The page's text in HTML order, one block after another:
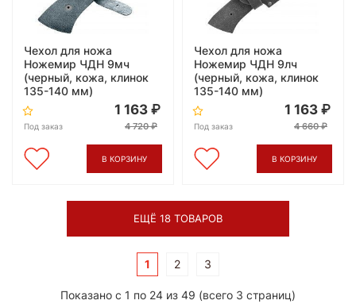
Чехол для ножа
Ножемир ЧДН 9мч
(черный, кожа, клинок
135-140 мм)
Под заказ
1 163
4 720
В КОРЗИНУ
Чехол для ножа
Ножемир ЧДН 9лч
(черный, кожа, клинок
135-140 мм)
Под заказ
1 163
4 660
В КОРЗИНУ
ЕЩЁ 18 ТОВАРОВ
1 2 3
Показано с 1 по 24 из 49 (всего 3 страниц)